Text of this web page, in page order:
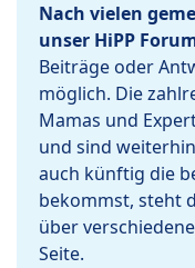
Nach vielen
unser HiPP
Beiträge oder
möglich. Die
Mamas und
und sind
auch künftig die
bekommst, steht
über
Seite.